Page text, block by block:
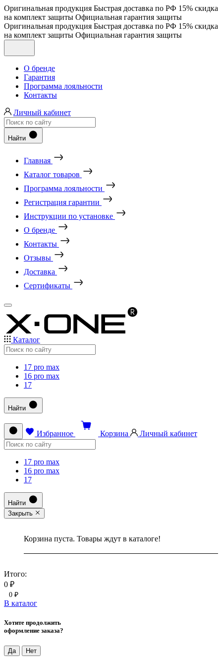
Оригинальная продукция Быстрая доставка по РФ 15% скидка
на комплект защиты Официальная гарантия защиты
Оригинальная продукция Быстрая доставка по РФ 15% скидка
на комплект защиты Официальная гарантия защиты
О бренде
Гарантия
Программа лояльности
Контакты
Личный кабинет
Найти
Главная
Каталог товаров
Программа лояльности
Регистрация гарантии
Инструкции по установке
О бренде
Контакты
Отзывы
Доставка
Сертификаты
Каталог
17 pro max
16 pro max
17
Найти
Избранное Корзина Личный кабинет
17 pro max
16 pro max
17
Найти
Закрыть
Корзина пуста. Товары ждут в каталоге!
Итого:
0 ₽
0 ₽
В каталог
Хотите продолжить
оформление заказа?
Да Нет